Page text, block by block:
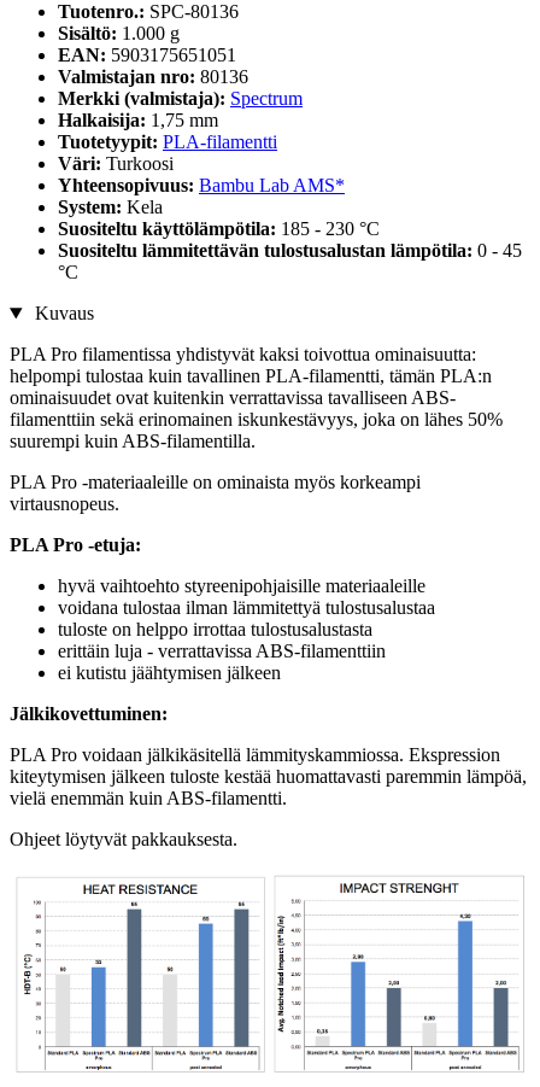
Tuotenro.: SPC-80136
Sisältö: 1.000 g
EAN: 5903175651051
Valmistajan nro: 80136
Merkki (valmistaja): Spectrum
Halkaisija: 1,75 mm
Tuotetyypit: PLA-filamentti
Väri: Turkoosi
Yhteensopivuus: Bambu Lab AMS*
System: Kela
Suositeltu käyttölämpötila: 185 - 230 °C
Suositeltu lämmitettävän tulostusalustan lämpötila: 0 - 45
°C
Kuvaus
PLA Pro filamentissa yhdistyvät kaksi toivottua ominaisuutta:
helpompi tulostaa kuin tavallinen PLA-filamentti, tämän PLA:n
ominaisuudet ovat kuitenkin verrattavissa tavalliseen ABS-
filamenttiin sekä erinomainen iskunkestävyys, joka on lähes 50%
suurempi kuin ABS-filamentilla.
PLA Pro -materiaaleille on ominaista myös korkeampi
virtausnopeus.
PLA Pro -etuja:
hyvä vaihtoehto styreenipohjaisille materiaaleille
voidana tulostaa ilman lämmitettyä tulostusalustaa
tuloste on helppo irrottaa tulostusalustasta
erittäin luja - verrattavissa ABS-filamenttiin
ei kutistu jäähtymisen jälkeen
Jälkikovettuminen:
PLA Pro voidaan jälkikäsitellä lämmityskammiossa. Ekspression
kiteytymisen jälkeen tuloste kestää huomattavasti paremmin lämpöä,
vielä enemmän kuin ABS-filamentti.
Ohjeet löytyvät pakkauksesta.